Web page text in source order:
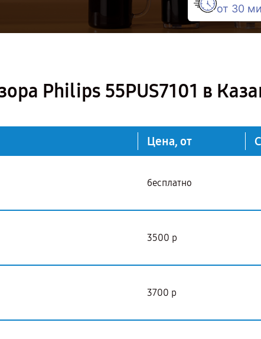
от 30
Philips 55PUS7101 в
Цена, от
бесплатно
3500 р
3700 р